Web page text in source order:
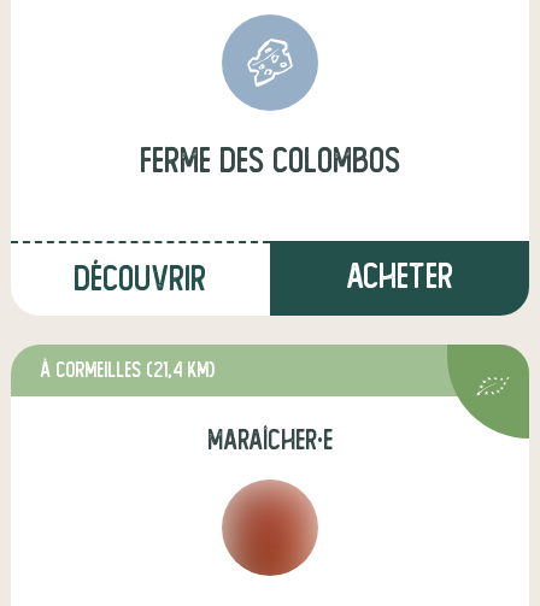
ferme des colombos
Découvrir Acheter
à Cormeilles (21,4 km)
maraîcher·e